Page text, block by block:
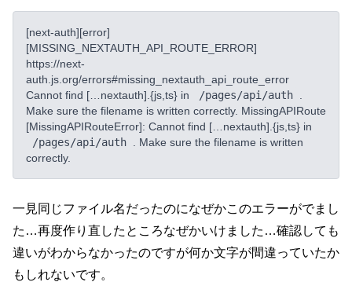
[next-auth][error]
[MISSING_NEXTAUTH_API_ROUTE_ERROR]
https://next-
auth.js.org/errors#missing_nextauth_api_route_error
Cannot find […nextauth].{js,ts} in
/pages/api/auth
Make sure the filename is written correctly. MissingAPIRoute
[MissingAPIRouteError]: Cannot find […nextauth].{js,ts} in
/pages/api/auth
. Make sure the filename is written
correctly.
一見同じファイル名だったのになぜかこのエラーがでまし
た…再度作り直したところなぜかいけました…確認しても
違いがわからなかったのですが何か文字が間違っていたか
もしれないです。